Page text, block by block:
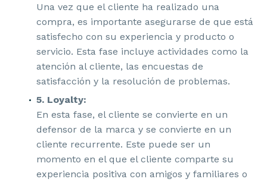
Una vez que el cliente ha realizado una
compra, es importante asegurarse de que está
satisfecho con su experiencia y producto o
servicio. Esta fase incluye actividades como la
atención al cliente, las encuestas de
satisfacción y la resolución de problemas.
5. Loyalty:
En esta fase, el cliente se convierte en un
defensor de la marca y se convierte en un
cliente recurrente. Este puede ser un
momento en el que el cliente comparte su
experiencia positiva con amigos y familiares o